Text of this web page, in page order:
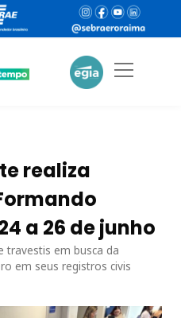
realiza
a 26 de junho
travestis em busca da
em seus registros civis